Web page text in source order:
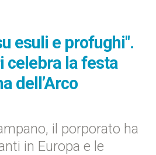
esuli e profughi".
celebra la festa
dell’Arco
il porporato ha
in Europa e le